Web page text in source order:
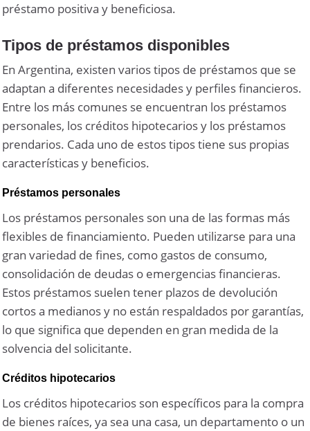
préstamo positiva y beneficiosa.
Tipos de préstamos disponibles
En Argentina, existen varios tipos de préstamos que se
adaptan a diferentes necesidades y perfiles financieros.
Entre los más comunes se encuentran los préstamos
personales, los créditos hipotecarios y los préstamos
prendarios. Cada uno de estos tipos tiene sus propias
características y beneficios.
Préstamos personales
Los préstamos personales son una de las formas más
flexibles de financiamiento. Pueden utilizarse para una
gran variedad de fines, como gastos de consumo,
consolidación de deudas o emergencias financieras.
Estos préstamos suelen tener plazos de devolución
cortos a medianos y no están respaldados por garantías,
lo que significa que dependen en gran medida de la
solvencia del solicitante.
Créditos hipotecarios
Los créditos hipotecarios son específicos para la compra
de bienes raíces, ya sea una casa, un departamento o un